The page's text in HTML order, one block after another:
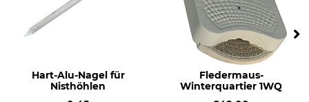
Hart-Alu-Nagel für
Nisthöhlen
Fledermaus-
Winterquartier 1WQ